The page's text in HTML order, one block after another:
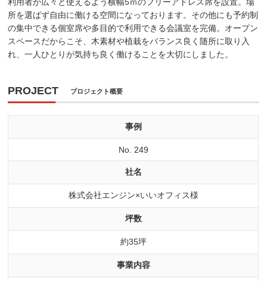
所を選ばず自由に働ける空間になっております。その他にも予約制
の集中できる個室席や多目的で利用できる会議室を完備。オープン
スペースだからこそ、木素材や植栽をバランス良く随所に取り入
れ、一人ひとりが気持ち良く働けることを大切にしました。
PROJECT プロジェクト概要
事例
No. 249
社名
株式会社エンジン×いいオフィス様
坪数
約35坪
事業内容